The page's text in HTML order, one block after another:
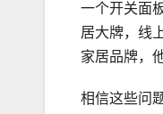
一个开关面
居大牌，线
家居品牌，
相信这些问